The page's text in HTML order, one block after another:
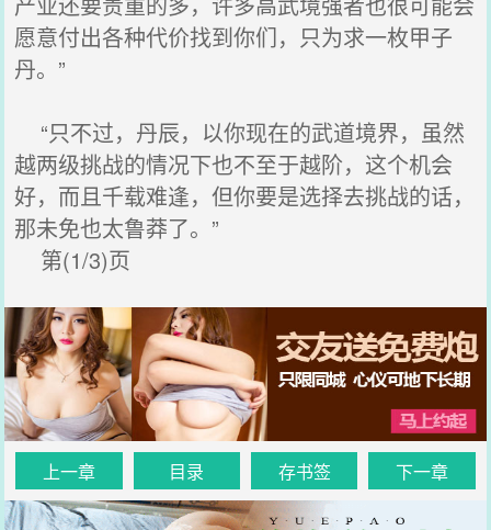
愿意付出各种代价找到你们，只为求一枚甲子
丹。”
“只不过，丹辰，以你现在的武道境界，虽然
越两级挑战的情况下也不至于越阶，这个机会
好，而且千载难逢，但你要是选择去挑战的话，
那未免也太鲁莽了。”
第(1/3)页
上一章 目录 存书签 下一章